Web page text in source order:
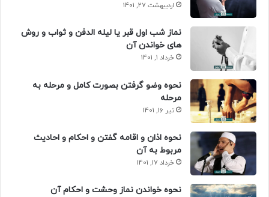
اردیبهشت 27, 1401
نماز شب اول قبر یا لیله الدفن و ثواب و روش
های خواندن آن
خرداد 1, 1401
نحوه وضو گرفتن بصورت کامل و مرحله به
مرحله
تیر 16, 1401
نحوه اذان و اقامه گفتن و احکام و احادیث
مربوط به آن
خرداد 17, 1401
نحوه خواندن نماز وحشت و احکام آن